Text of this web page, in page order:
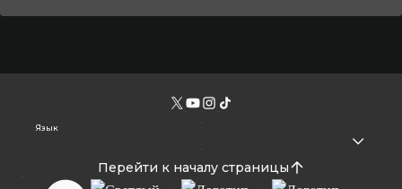
Язык
Перейти к началу страницы